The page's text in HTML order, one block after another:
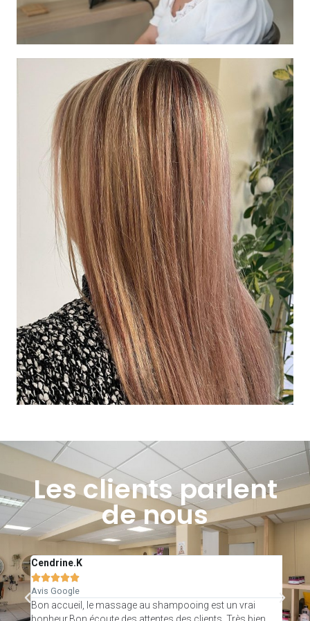
Les clients parlent
de nous
Cendrine.K

Avis Google
Bon accueil, le massage au shampooing est un vrai

Avis